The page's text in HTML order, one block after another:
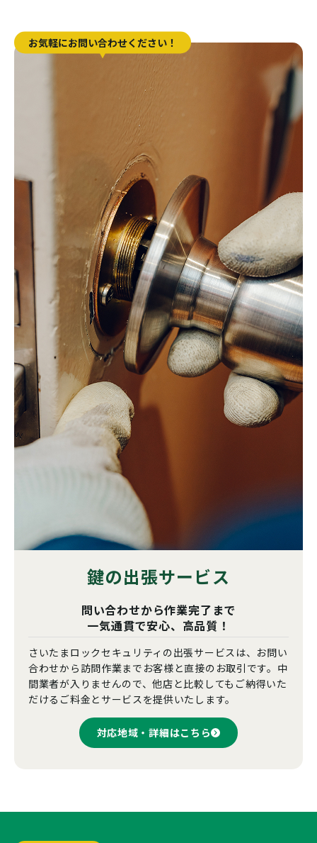
お気軽にお問い合わせください！
鍵の出張サービス
問い合わせから作業完了まで
一気通貫で安心、高品質！
さいたまロックセキュリティの出張サービスは、お問い
合わせから訪問作業までお客様と直接のお取引です。中
間業者が入りませんので、他店と比較してもご納得いた
だけるご料金とサービスを提供いたします。
対応地域・詳細はこちら